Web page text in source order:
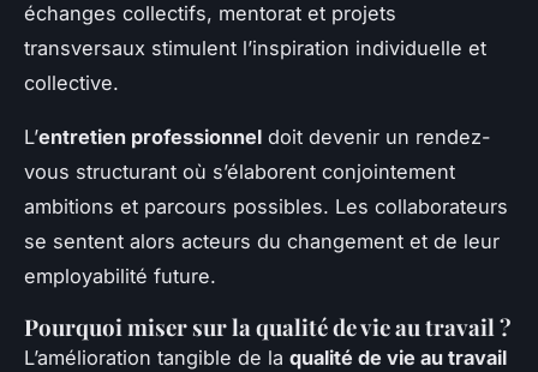
échanges collectifs, mentorat et projets
transversaux stimulent l’inspiration individuelle et
collective.
L’entretien professionnel doit devenir un rendez-
vous structurant où s’élaborent conjointement
ambitions et parcours possibles. Les collaborateurs
se sentent alors acteurs du changement et de leur
employabilité future.
Pourquoi miser sur la qualité de vie au travail ?
L’amélioration tangible de la qualité de vie au travail